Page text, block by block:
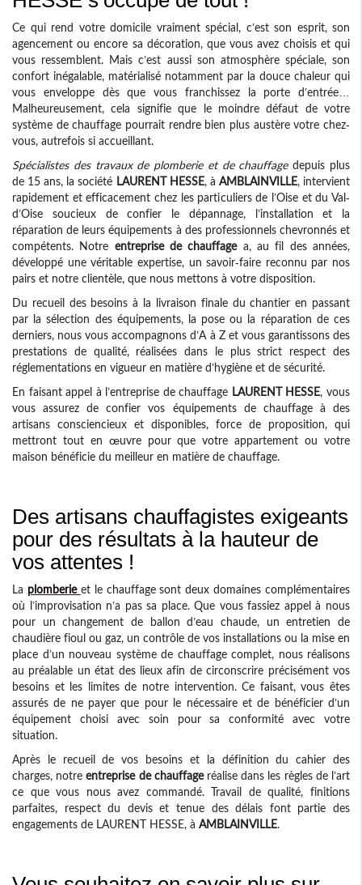
Ce qui rend votre domicile vraiment spécial, c’est son esprit, son
agencement ou encore sa décoration, que vous avez choisis et qui
vous ressemblent. Mais c’est aussi son atmosphère spéciale, son
confort inégalable, matérialisé notamment par la douce chaleur qui
vous enveloppe dès que vous franchissez la porte d’entrée…
Malheureusement, cela signifie que le moindre défaut de votre
système de chauffage pourrait rendre bien plus austère votre chez-
vous, autrefois si accueillant.
Spécialistes des travaux de plomberie et de chauffagedepuis plus
de 15 ans, la société LAURENT HESSE, à AMBLAINVILLE, intervient
rapidement et efficacement chez les particuliers de l’Oise et du Val-
d’Oise soucieux de confier le dépannage, l’installation et la
réparation de leurs équipements à des professionnels chevronnés et
compétents. Notre entreprise de chauffagea, au fil des années,
développé une véritable expertise, un savoir-faire reconnu par nos
pairs et notre clientèle, que nous mettons à votre disposition.
Du recueil des besoins à la livraison finale du chantier en passant
par la sélection des équipements, la pose ou la réparation de ces
derniers, nous vous accompagnons d’A à Z et vous garantissons des
prestations de qualité, réalisées dans le plus strict respect des
réglementations en vigueur en matière d’hygiène et de sécurité.
En faisant appel à l’entreprise de chauffage LAURENT HESSE, vous
vous assurez de confier vos équipements de chauffage à des
artisans consciencieux et disponibles, force de proposition, qui
mettront tout en œuvre pour que votre appartement ou votre
maison bénéficie du meilleur en matière de chauffage.
Des artisans chauffagistes exigeants
pour des résultats à la hauteur de
vos attentes !
La plomberie et le chauffage sont deux domaines complémentaires
où l’improvisation n’a pas sa place. Que vous fassiez appel à nous
pour un changement de ballon d’eau chaude, un entretien de
chaudière fioul ou gaz, un contrôle de vos installations ou la mise en
place d’un nouveau système de chauffage complet, nous réalisons
au préalable un état des lieux afin de circonscrire précisément vos
besoins et les limites de notre intervention. Ce faisant, vous êtes
assurés de ne payer que pour le nécessaire et de bénéficier d’un
équipement choisi avec soin pour sa conformité avec votre
situation.
Après le recueil de vos besoins et la définition du cahier des
charges, notreentreprise de chauffageréalise dans les règles de l’art
ce que vous nous avez commandé. Travail de qualité, finitions
parfaites, respect du devis et tenue des délais font partie des
engagements de LAURENT HESSE, à AMBLAINVILLE.